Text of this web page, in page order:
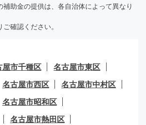
助金の提供は、各自治体によって異なり
確認ください。
屋市千種区
名古屋市東区
名古屋市西区
名古屋市中村区
名古屋市昭和区
名古屋市熱田区